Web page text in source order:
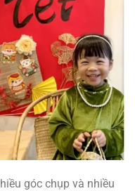
góc chụp và nhiều